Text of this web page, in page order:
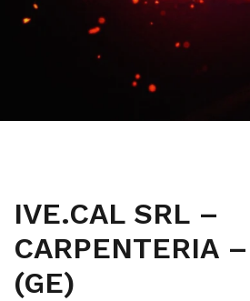
IVE.CAL SRL –
CARPENTERIA
(GE)